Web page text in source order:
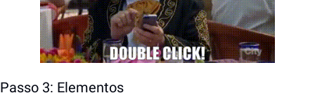
Passo 3: Elementos